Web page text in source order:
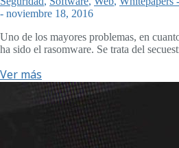
- noviembre 18, 2016
Uno de los mayores problemas, en
ha sido el rasomware. Se trata del
Ver más